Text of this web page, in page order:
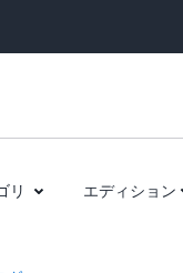
リ エディション